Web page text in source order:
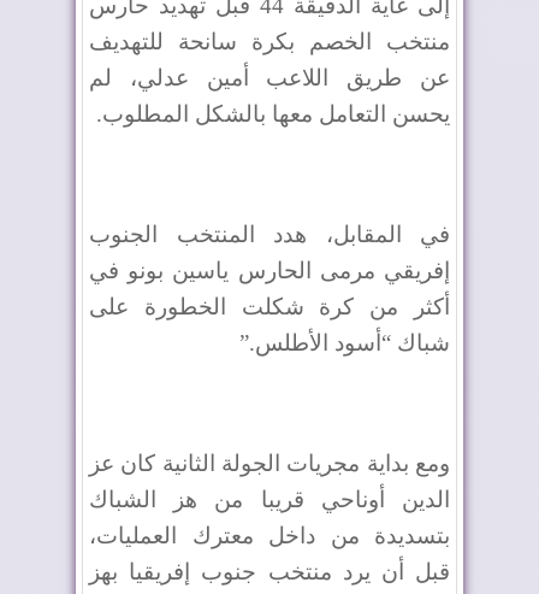
إلى غاية الدقيقة 44 قبل تهديد حارس
منتخب الخصم بكرة سانحة للتهديف
عن طريق اللاعب أمين عدلي، لم
يحسن التعامل معها بالشكل المطلوب.
في المقابل، هدد المنتخب الجنوب
إفريقي مرمى الحارس ياسين بونو في
أكثر من كرة شكلت الخطورة على
شباك “أسود الأطلس”.
ومع بداية مجريات الجولة الثانية كان عز
الدين أوناحي قريبا من هز الشباك
بتسديدة من داخل معترك العمليات،
قبل أن يرد منتخب جنوب إفريقيا بهز